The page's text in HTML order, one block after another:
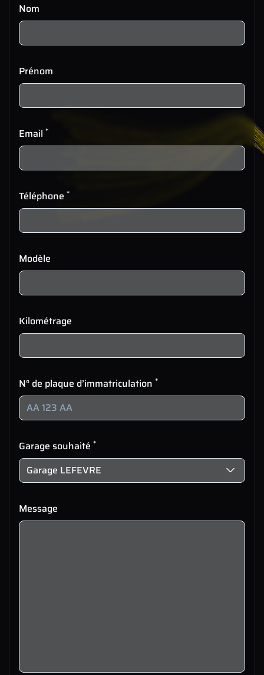
Nom
Prénom
Email *
Téléphone *
Modèle
Kilométrage
N° de plaque d’immatriculation *
Garage souhaité *
Message